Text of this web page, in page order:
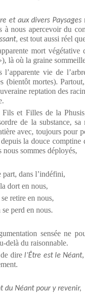
et aux divers Paysages
à nous apercevoir du
, est tout aussi réel
mort végétative
là où la graine
l’apparente vie de
(bientôt mortes).
reptation des
et Filles de la
de la substance,
avec, toujours pour
la douce comptine
sommes déployés,
part, dans l’indéfini,
dort en nous,
retire en nous,
se perd en nous.
sensée ne
delà du raisonnable.
dire l’Être est le Néant
du Néant pour y revenir,